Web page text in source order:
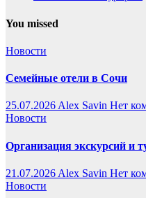
You missed
Новости
Семейные отели в Сочи
25.07.2026 Alex Savin Нет
Новости
Организация экскурсий и
21.07.2026 Alex Savin Нет
Новости